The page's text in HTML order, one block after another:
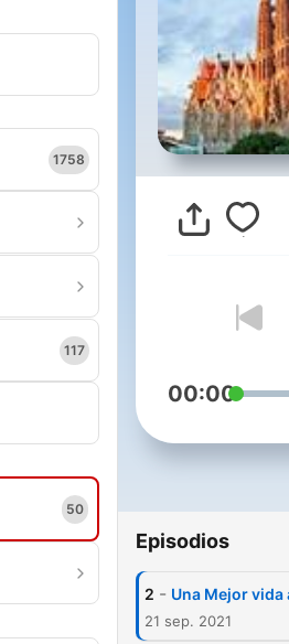
1758
117
50
00:00
Episodios
2 - Una Mejor
21 sep. 2021